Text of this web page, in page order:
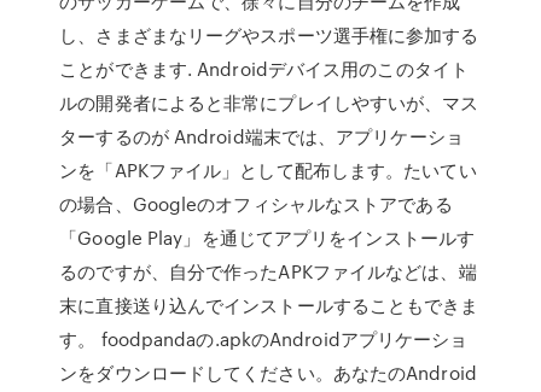
し、さまざまなリーグやスポーツ選手権に参加する
ことができます. Androidデバイス用のこのタイト
ルの開発者によると非常にプレイしやすいが、マス
ターするのが Android端末では、アプリケーショ
ンを「APKファイル」として配布します。たいてい
の場合、Googleのオフィシャルなストアである
「Google Play」を通じてアプリをインストールす
るのですが、自分で作ったAPKファイルなどは、端
末に直接送り込んでインストールすることもできま
す。 foodpandaの.apkのAndroidアプリケーショ
ンをダウンロードしてください。あなたのAndroid